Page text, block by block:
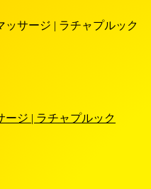
ッサージ | ラチャプルック
ジ | ラチャプルック